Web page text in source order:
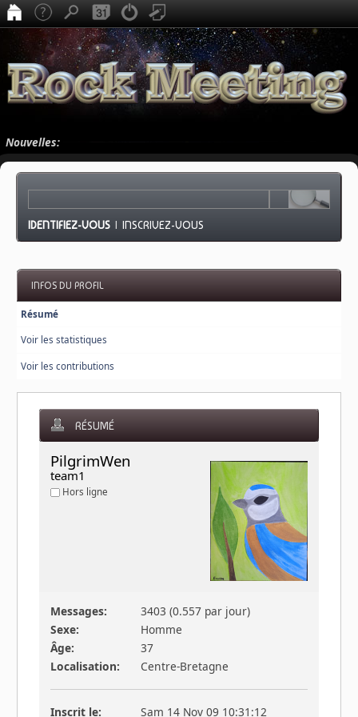
Nouvelles:
IDENTIFIEZ-VOUS |INSCRIVEZ-VOUS
INFOS DU PROFIL
Résumé
Voir les statistiques
Voir les contributions
RÉSUMÉ
PilgrimWen
team1
Hors ligne
Messages:
3403 (0.557 par jour)
Sexe:
Homme
Âge:
37
Localisation:
Centre-Bretagne
Inscrit le: Sam 14 Nov 09 10:31:12